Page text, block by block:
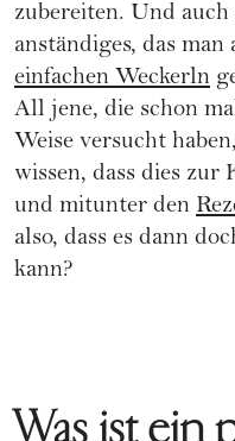
zubereiten. Und
anständiges, das
einfachen Weckerln
All jene, die schon
Weise versucht
wissen, dass dies zur
und mitunter den
also, dass es dann
kann?
Was ist ein